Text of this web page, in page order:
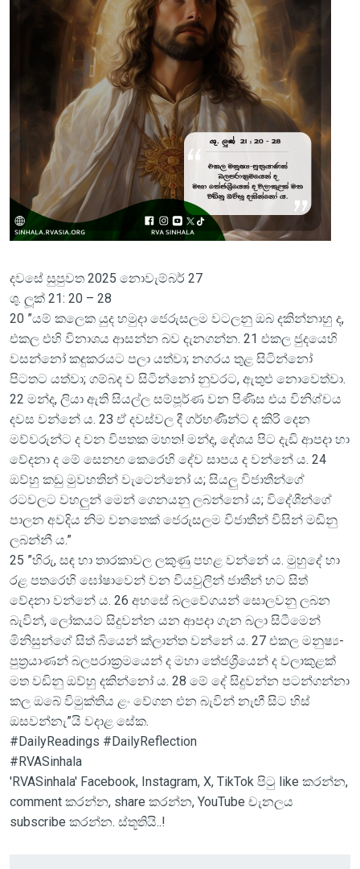
දවසේ සුපුවත 2025 නොවැම්බර් 27
ශු. ලූක් 21: 20 – 28
20 ”යම් කලෙක යුද හමුදා ජෙරුසලම වටලනු ඔබ දකින්නාහු ද,
එකල එහි විනාශය ආසන්න බව දැනගන්න. 21 එකල ජුදයෙහි
වසන්නෝ කඳුකරයට පලා යත්වා; නගරය තුළ සිටින්නෝ
පිටතට යත්වා; ගම්බද ව සිටින්නෝ නුවරට, ඇතුළු නොවෙත්වා.
22 මන්ද, ලියා ඇති සියල්ල සම්පූර්ණ වන පිණිස එය විනිශ්චය
දවස වන්නේ ය. 23 ඒ දවස්වල දී ගර්භණීන්ට ද කිරි දෙන
මව්වරුන්ට ද වන විපතක මහත! මන්ද, දේශය පිට දැඩි ආපදා හා
වේදනා ද මේ සෙනඟ කෙරෙහි දේව සාපය ද වන්නේ ය. 24
ඔව්හු කඩු මුවහතින් වැටෙන්නෝ ය; සියලු විජාතීන්ගේ
රටවලට වහලුන් මෙ‍න් ගෙනයනු ලබන්නෝ ය; විදේශීන්ගේ
පාලන අවදිය නිම වනතෙක් ජෙරුසලම විජාතීන් විසින් මඬිනු
ලබන්නී ය.”
25 ”හිරු, සඳ හා තාරකාවල ලකුණු පහළ වන්නේ ය. මුහුදේ හා
රළ පතරෙහි ඝෝෂාවෙන් වන වියවුලින් ජාතීන් හට සිත්
වේදනා වන්නේ ය. 26 අහසේ බලවේගයන් සොලවනු ලබන
බැවින්, ලෝකයට සිදුවන්න යන ආපදා ගැන බලා සිටීමෙ‍න්
මිනිසුන්ගේ සිත් බියෙන් ක්ලාන්ත වන්නේ ය. 27 එකල මනුෂ්‍ය-
පුත්‍රයාණන් බලපරාක්‍රමයෙන් ද මහා තේජශ්‍රීයෙන් ද වලාකුළක්
මත වඩිනු ඔව්හු දකින්නෝ ය. 28 මේ දේ සිදුවන්න පටන්ගන්නා
කල ඔබේ විමුක්තිය ළං වේගන එන බැවින් නැඟී සිට හිස්
ඔසවන්නැ”යි වදාළ සේක.
#DailyReadings #DailyReflection
#RVASinhala
'RVASinhala' Facebook, Instagram, X, TikTok පිටු like කරන්න,
comment කරන්න, share කරන්න, YouTube චැනලය
subscribe කරන්න. ස්තූතියි..!